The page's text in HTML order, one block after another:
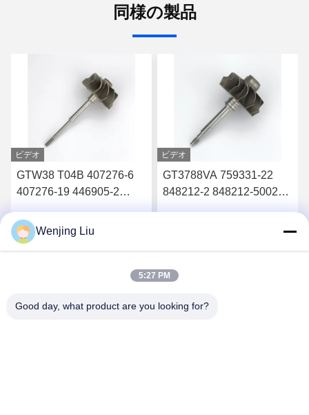
同様の製品
ビデオ
GTW38 T04B 407276-6
407276-19 446905-2
ャーのタービンホイール
シャフト最高 の 価格 を 入手 す
ビデオ
GT3788VA 759331-22
848212-2 848212-5002S
Wenjing Liu
5:27 PM
Good day, what product are you looking for?